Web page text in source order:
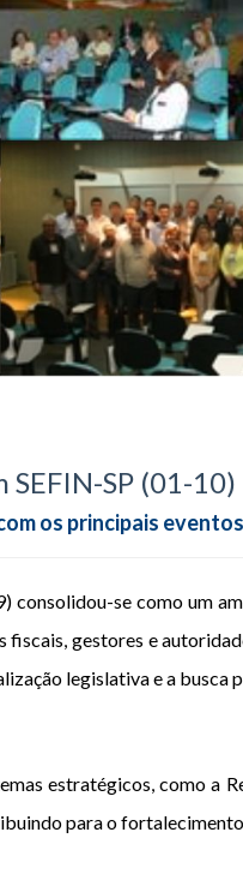
SP (01-10)
os principais
consolidou-se como um
fiscais, gestores e
legislativa e a busca
estratégicos, como a
para o